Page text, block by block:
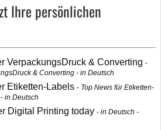
Ihre persönlichen
VerpackungsDruck & Converting
& Converting - in Deutsch
Etiketten-Labels
Top News für Etiketten-
in Deutsch
Digital Printing today
in Deutsch -